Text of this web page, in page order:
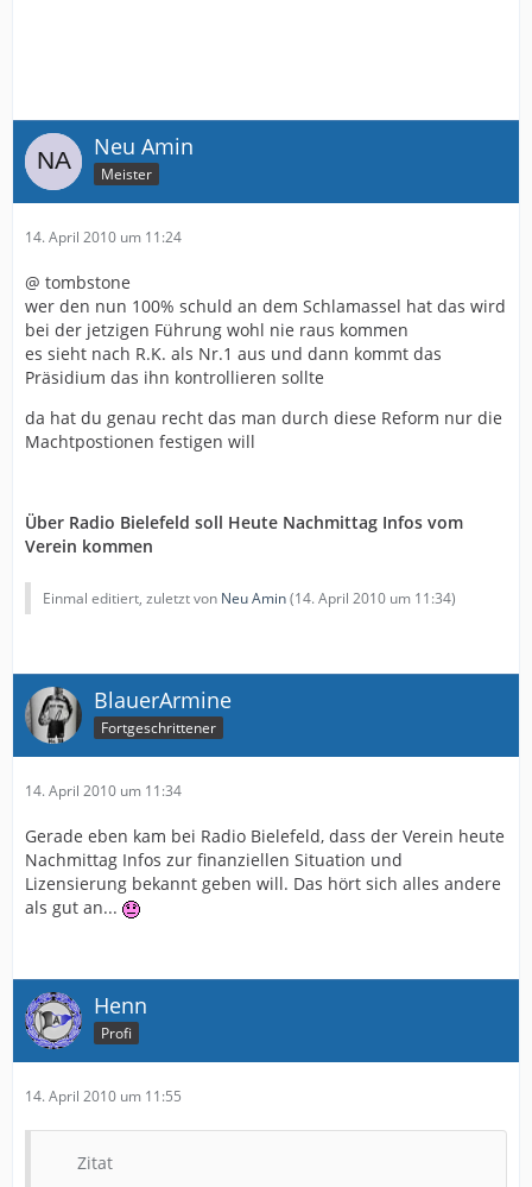
Neu Amin
Meister
14. April 2010 um 11:24
@ tombstone
wer den nun 100% schuld an dem Schlamassel hat das wird
bei der jetzigen Führung wohl nie raus kommen
es sieht nach R.K. als Nr.1 aus und dann kommt das
Präsidium das ihn kontrollieren sollte
da hat du genau recht das man durch diese Reform nur die
Machtpostionen festigen will
Über Radio Bielefeld soll Heute Nachmittag Infos vom
Verein kommen
Einmal editiert, zuletzt von Neu Amin(14. April 2010 um 11:34)
BlauerArmine
Fortgeschrittener
14. April 2010 um 11:34
Gerade eben kam bei Radio Bielefeld, dass der Verein heute
Nachmittag Infos zur finanziellen Situation und
Lizensierung bekannt geben will. Das hört sich alles andere
als gut an...
Henn
Profi
14. April 2010 um 11:55
Zitat